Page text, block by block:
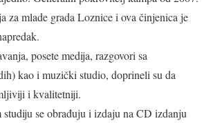
za mlade grada Loznice i ova činjenica je
posete medija, razgovori sa
kao i muzički studio, doprineli su da
i kvalitetniji.
se obrađuju i izdaju na CD izdanju